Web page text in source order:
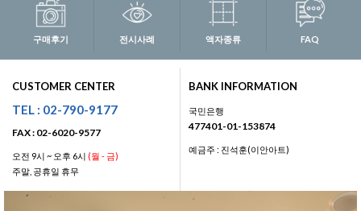
구매후기 전시사례 액자종류 FAQ
CUSTOMER CENTER
TEL : 02-790-9177
FAX : 02-6020-9577
오전 9시 ~ 오후 6시 (월 - 금)
주말, 공휴일 휴무
BANK INFORMATION
국민은행
477401-01-153874
예금주 : 진석훈(이안아트)